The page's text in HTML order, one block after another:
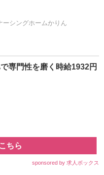
シングホームかりん
専門性を磨く時給1932円
ちら
sponsored by 求人ボックス